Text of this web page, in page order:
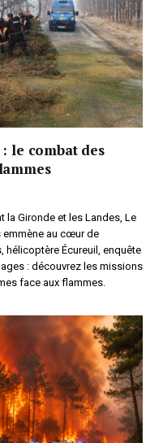
le combat des
la Gironde et les Landes, Le
emmène au cœur de
hélicoptère Écureuil, enquête
: découvrez les missions
face aux flammes.